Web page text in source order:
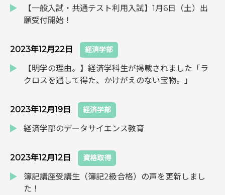
【一般入試・共通テスト利用入試】1月6日（土）出
願受付開始！
2023年12月22日 経済学部
【明学の理由。】経済学科生が掲載されました「ラ
クロスを通して得た、かけがえのない宝物。」
2023年12月19日 経済学部
経済学部のデータサイエンス教育
2023年12月12日 資格取得
簿記講座受講生（簿記2級合格）の声を更新しまし
た！